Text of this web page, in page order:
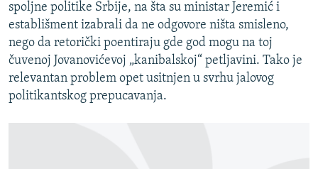
spoljne politike Srbije, na šta su ministar Jeremić i
establišment izabrali da ne odgovore ništa smisleno,
nego da retorički poentiraju gde god mogu na toj
čuvenoj Jovanovićevoj „kanibalskoj“ petljavini. Tako je
relevantan problem opet usitnjen u svrhu jalovog
politikantskog prepucavanja.